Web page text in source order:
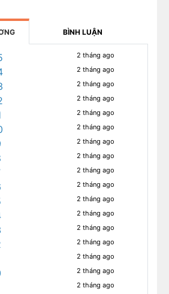
BÌNH LUẬN
2 tháng ago
2 tháng ago
2 tháng ago
2 tháng ago
2 tháng ago
2 tháng ago
2 tháng ago
2 tháng ago
2 tháng ago
2 tháng ago
2 tháng ago
2 tháng ago
2 tháng ago
2 tháng ago
2 tháng ago
2 tháng ago
2 tháng ago